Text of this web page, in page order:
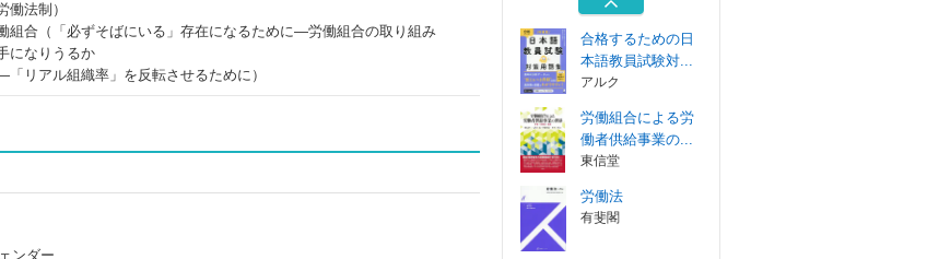
働法制）
合（「必ずそばにいる」存在になるために―労働組合の取り組み
になりうるか
リアル組織率」を反転させるために）
ンダー
合格するための日
本語教員試験対...
アルク
労働組合による労
働者供給事業の...
東信堂
労働法
有斐閣